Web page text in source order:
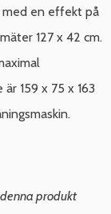
en effekt på
127 x 42 cm.
159 x 75 x 163
produkt